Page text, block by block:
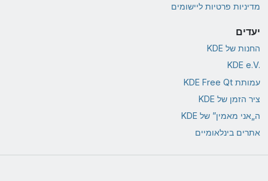
מדיניות פרטיות ליישומים
יעדים
החנות של KDE
KDE e.V.‎
עמותת KDE Free Qt
ציר הזמן של KDE
ה„אני מאמין” של KDE
אתרים בינלאומיים